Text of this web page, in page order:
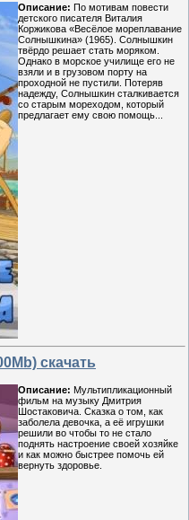
Описание: По мотивам повести
детского писателя Виталия
Коржикова «Весёлое мореплавание
Солнышкина» (1965). Солнышкин
твёрдо решает стать моряком.
Однако в морское училище его не
взяли и в грузовом порту на
проходной не пустили. Потеряв
надежду, Солнышкин сталкивается
со старым мореходом, который
предлагает ему свою помощь...
скачать
Описание: Мультипликационный
фильм на музыку Дмитрия
Шостаковича. Сказка о том, как
заболела девочка, а её игрушки
решили во чтобы то не стало
поднять настроение своей хозяйке
и как можно быстрее помочь ей
вернуть здоровье.